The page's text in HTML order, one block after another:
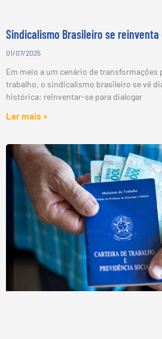
Sindicalismo Brasileiro se
01/07/2025
Em meio a um cenário de
trabalho, o sindicalismo brasileiro se vê
histórica: reinventar-se para dialogar
Ler mais »